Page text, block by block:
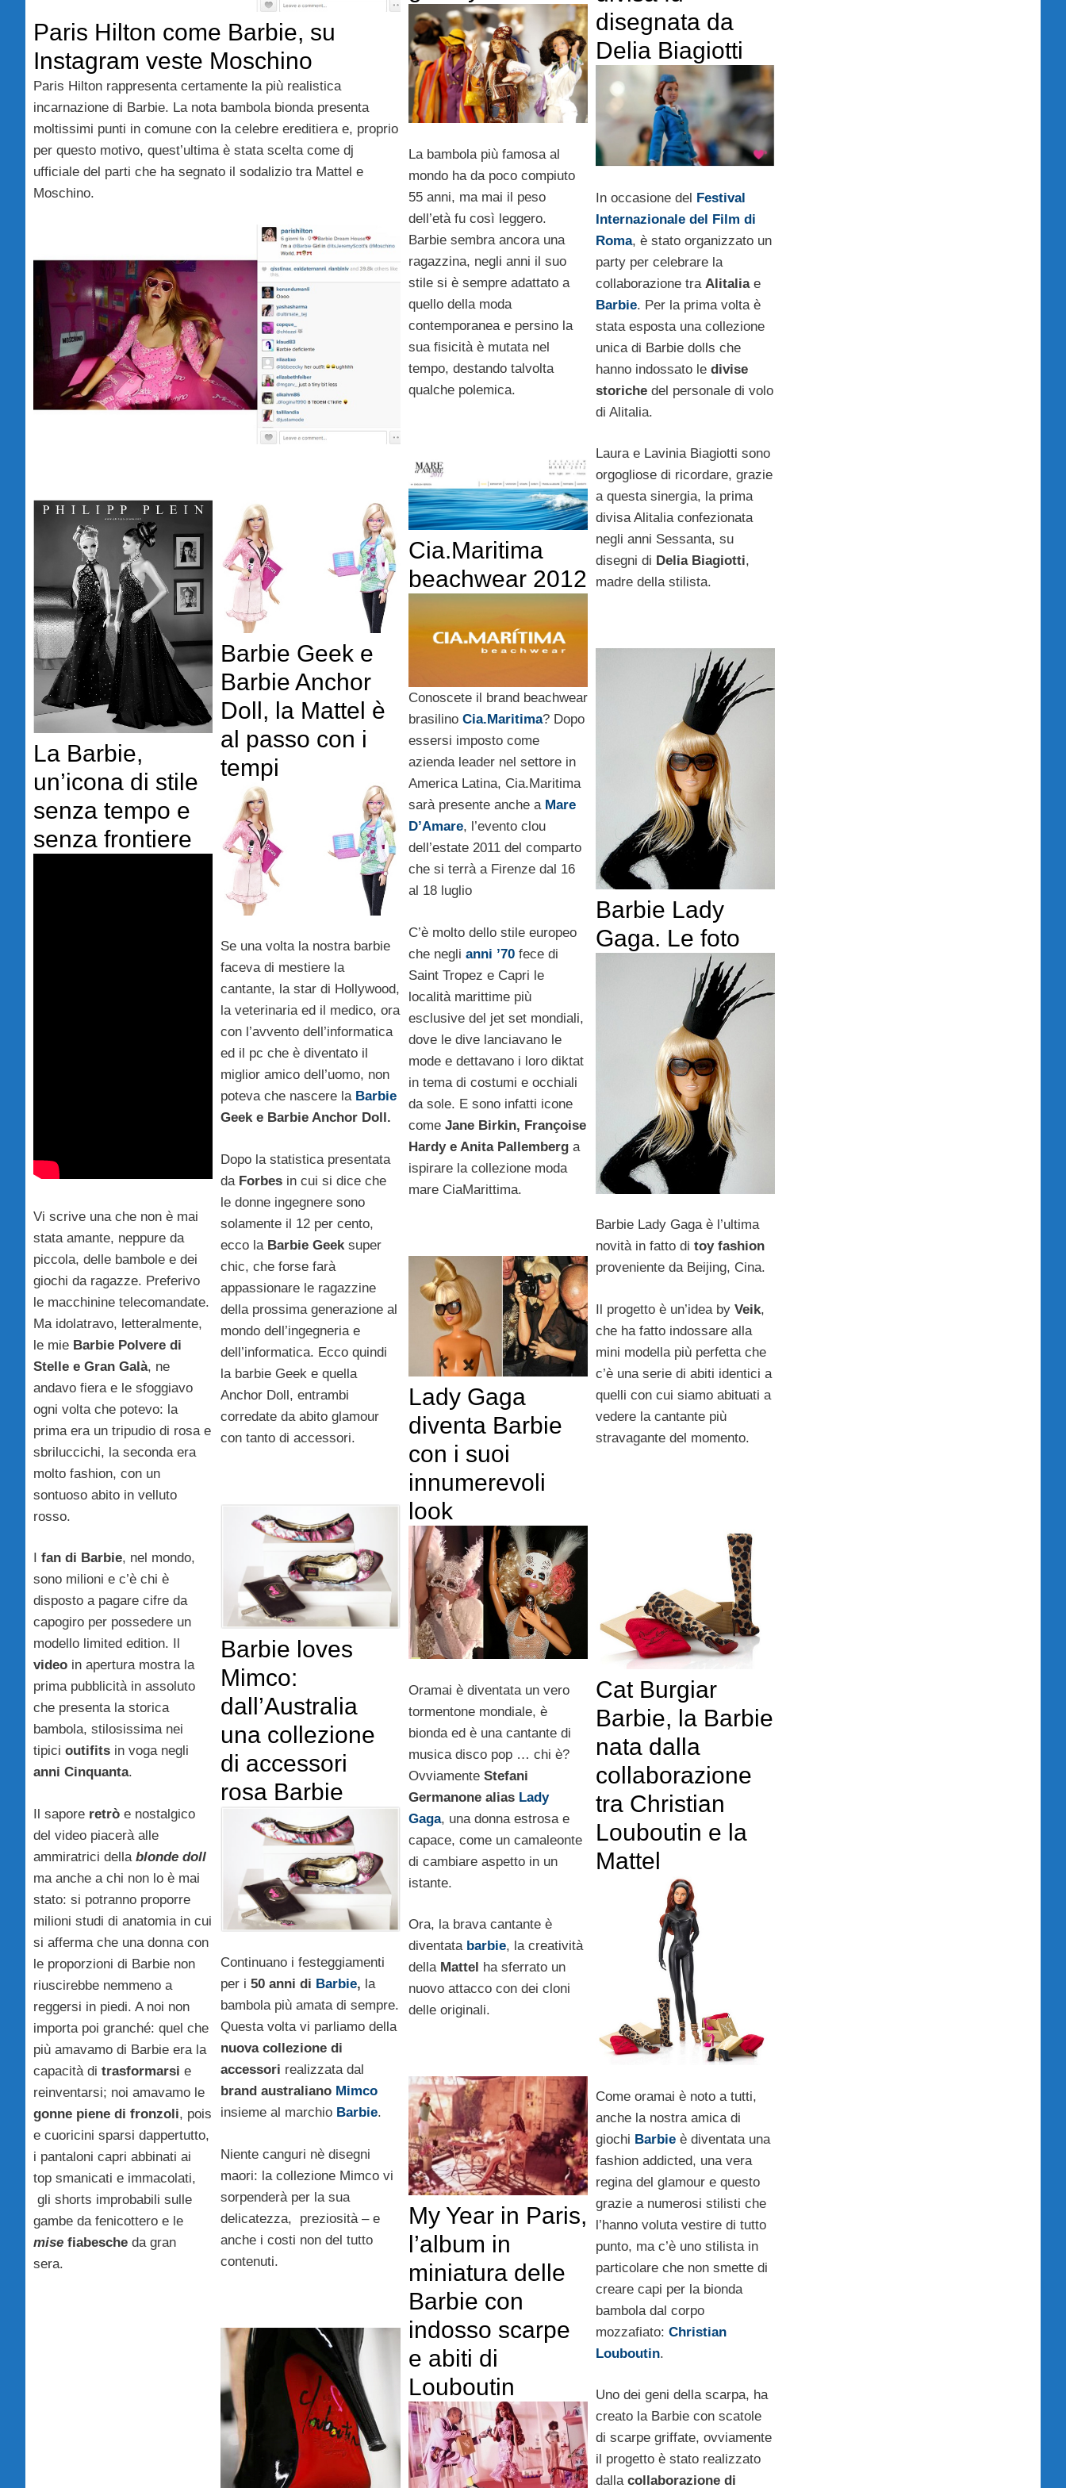
Paris Hilton come Barbie, su
Instagram veste Moschino
Paris Hilton rappresenta certamente la più realistica
incarnazione di Barbie. La nota bambola bionda presenta
moltissimi punti in comune con la celebre ereditiera e, proprio
per questo motivo, quest’ultima è stata scelta come dj
ufficiale del parti che ha segnato il sodalizio tra Mattel e
Moschino.
La bambola più famosa al
mondo ha da poco compiuto
55 anni, ma mai il peso
dell’età fu così leggero.
Barbie sembra ancora una
ragazzina, negli anni il suo
stile si è sempre adattato a
quello della moda
contemporanea e persino la
sua fisicità è mutata nel
tempo, destando talvolta
qualche polemica.
disegnata da
Delia Biagiotti
In occasione del Festival
Internazionale del Film di
Roma, è stato organizzato un
party per celebrare la
collaborazione tra Alitalia e
Barbie. Per la prima volta è
stata esposta una collezione
unica di Barbie dolls che
hanno indossato le divise
storichedel personale di volo
di Alitalia.
Laura e Lavinia Biagiotti sono
orgogliose di ricordare, grazie
a questa sinergia, la prima
divisa Alitalia confezionata
negli anni Sessanta, su
disegni di Delia Biagiotti,
madre della stilista.
Cia.Maritima
beachwear 2012
Conoscete il brand beachwear
brasilino Cia.Maritima? Dopo
essersi imposto come
azienda leader nel settore in
America Latina, Cia.Maritima
sarà presente anche a Mare
D’Amare, l’evento clou
dell’estate 2011 del comparto
che si terrà a Firenze dal 16
al 18 luglio
C’è molto dello stile europeo
che negli anni ’70fece di
Saint Tropez e Capri le
località marittime più
esclusive del jet set mondiali,
dove le dive lanciavano le
mode e dettavano i loro diktat
in tema di costumi e occhiali
da sole. E sono infatti icone
comeJane Birkin, Françoise
Hardy e Anita Pallemberga
ispirare la collezione moda
mare CiaMarittima.
La Barbie,
un’icona di stile
senza tempo e
senza frontiere
Vi scrive una che non è mai
stata amante, neppure da
piccola, delle bambole e dei
giochi da ragazze. Preferivo
le macchinine telecomandate.
Ma idolatravo, letteralmente,
le mie Barbie Polvere di
Stelle e Gran Galà, ne
andavo fiera e le sfoggiavo
ogni volta che potevo: la
prima era un tripudio di rosa e
sbriluccichi, la seconda era
molto fashion, con un
sontuoso abito in velluto
rosso.
I fan di Barbie, nel mondo,
sono milioni e c’è chi è
disposto a pagare cifre da
capogiro per possedere un
modello limited edition. Il
video in apertura mostra la
prima pubblicità in assoluto
che presenta la storica
bambola, stilosissima nei
tipici outifits in voga negli
anni Cinquanta.
Il sapore retrò e nostalgico
del video piacerà alle
ammiratrici della blonde doll
ma anche a chi non lo è mai
stato: si potranno proporre
milioni studi di anatomia in cui
si afferma che una donna con
le proporzioni di Barbie non
riuscirebbe nemmeno a
reggersi in piedi. A noi non
importa poi granché: quel che
più amavamo di Barbie era la
capacità di trasformarsi e
reinventarsi; noi amavamo le
gonne piene di fronzoli, pois
e cuoricini sparsi dappertutto,
i pantaloni capri abbinati ai
top smanicati e immacolati,
gli shorts improbabili sulle
gambe da fenicottero e le
mise fiabesche da gran
sera.
Barbie Geek e
Barbie Anchor
Doll, la Mattel è
al passo con i
tempi
Se una volta la nostra barbie
faceva di mestiere la
cantante, la star di Hollywood,
la veterinaria ed il medico, ora
con l’avvento dell’informatica
ed il pc che è diventato il
miglior amico dell’uomo, non
poteva che nascere la Barbie
Geek e Barbie Anchor Doll.
Dopo la statistica presentata
da Forbes in cui si dice che
le donne ingegnere sono
solamente il 12 per cento,
ecco la Barbie Geeksuper
chic, che forse farà
appassionare le ragazzine
della prossima generazione al
mondo dell’ingegneria e
dell’informatica. Ecco quindi
la barbie Geek e quella
Anchor Doll, entrambi
corredate da abito glamour
con tanto di accessori.
Barbie Lady
Gaga. Le foto
Barbie Lady Gaga è l’ultima
novità in fatto di toy fashion
proveniente da Beijing, Cina.
Il progetto è un’idea by Veik,
che ha fatto indossare alla
mini modella più perfetta che
c’è una serie di abiti identici a
quelli con cui siamo abituati a
vedere la cantante più
stravagante del momento.
Lady Gaga
diventa Barbie
con i suoi
innumerevoli
look
Oramai è diventata un vero
tormentone mondiale, è
bionda ed è una cantante di
musica disco pop … chi è?
Ovviamente Stefani
Germanone alias Lady
Gaga, una donna estrosa e
capace, come un camaleonte
di cambiare aspetto in un
istante.
Ora, la brava cantante è
diventata barbie, la creatività
della Mattel
ha sferrato un
nuovo attacco con dei cloni
delle originali.
Cat Burgiar
Barbie, la Barbie
nata dalla
collaborazione
tra Christian
Louboutin e la
Mattel
Come oramai è noto a tutti,
anche la nostra amica di
giochi Barbieè diventata una
fashion addicted, una vera
regina del glamour e questo
grazie a numerosi stilisti che
l’hanno voluta vestire di tutto
punto, ma c’è uno stilista in
particolare che non smette di
creare capi per la bionda
bambola dal corpo
mozzafiato: Christian
Louboutin.
Uno dei geni della scarpa, ha
creato la Barbie con scatole
di scarpe griffate, ovviamente
il progetto è stato realizzato
dalla collaborazione di
Barbie loves
Mimco:
dall’Australia
una collezione
di accessori
rosa Barbie
Continuano i festeggiamenti
per i50 anni di Barbie, la
bambola più amata di sempre.
Questa volta vi parliamo della
nuova collezione di
accessori realizzata dal
brand australiano Mimco
insieme al marchio Barbie.
Niente canguri nè disegni
maori: la collezione Mimco vi
sorpenderà per la sua
delicatezza, preziosità – e
anche i costi non del tutto
contenuti.
My Year in Paris,
l’album in
miniatura delle
Barbie con
indosso scarpe
e abiti di
Louboutin